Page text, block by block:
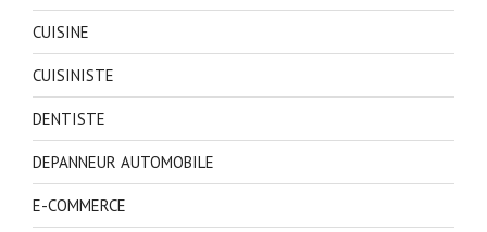
CUISINE
CUISINISTE
DENTISTE
DEPANNEUR AUTOMOBILE
E-COMMERCE